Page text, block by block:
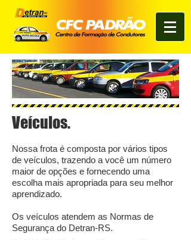
Veículos.
Nossa frota é composta por vários tipos
de veículos, trazendo a você um número
maior de opções e fornecendo uma
escolha mais apropriada para seu melhor
aprendizado.
Os veículos atendem as Normas de
Segurança do Detran-RS.